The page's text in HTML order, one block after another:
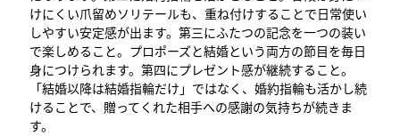
けにくい爪留めソリテールも、重ね付けすることで日常使い
しやすい安定感が出ます。第三にふたつの記念を一つの装い
で楽しめること。プロポーズと結婚という両方の節目を毎日
身につけられます。第四にプレゼント感が継続すること。
「結婚以降は結婚指輪だけ」ではなく、婚約指輪も活かし続
けることで、贈ってくれた相手への感謝の気持ちが続きま
す。